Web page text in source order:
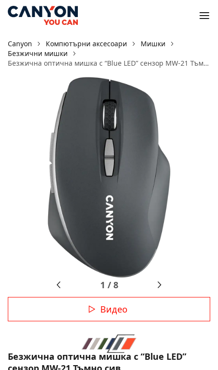
Canyon Компютърни аксесоари
Мишки
Безжични мишки
Безжична оптична мишка с “Blue LED” сензор MW-21 Тъмно сив
1 /8
Видео
Безжична оптична мишка с “Blue LED”